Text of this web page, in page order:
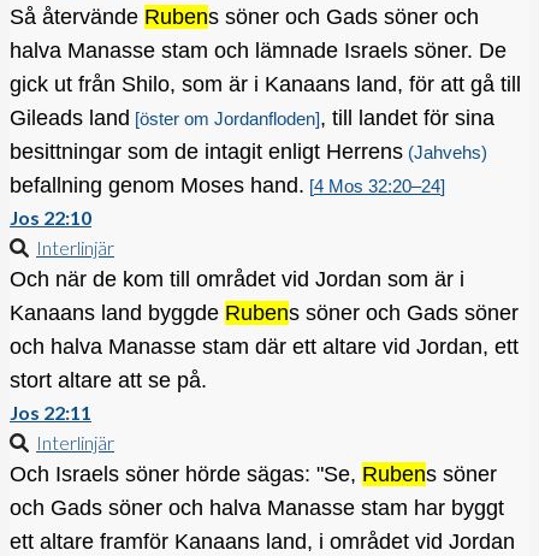
Så återvände Rubens söner och Gads söner och
halva Manasse stam och lämnade Israels söner. De
gick ut från Shilo, som är i Kanaans land, för att gå till
Gileads land [öster om Jordanfloden], till landet för sina
besittningar som de intagit enligt Herrens (Jahvehs)
befallning genom Moses hand. [4 Mos 32:20–24]
Jos 22:10
Interlinjär
Och när de kom till området vid Jordan som är i
Kanaans land byggde Rubens söner och Gads söner
och halva Manasse stam där ett altare vid Jordan, ett
stort altare att se på.
Jos 22:11
Interlinjär
Och Israels söner hörde sägas: "Se, Rubens söner
och Gads söner och halva Manasse stam har byggt
ett altare framför Kanaans land, i området vid Jordan